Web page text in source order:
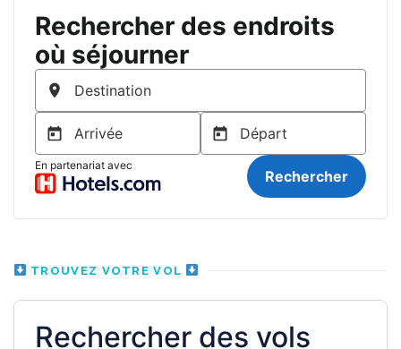
TROUVEZ VOTRE VOL